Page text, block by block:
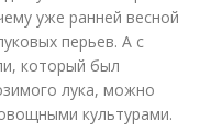
уже ранней весной
перьев. А с
который был
лука, можно
культурами.